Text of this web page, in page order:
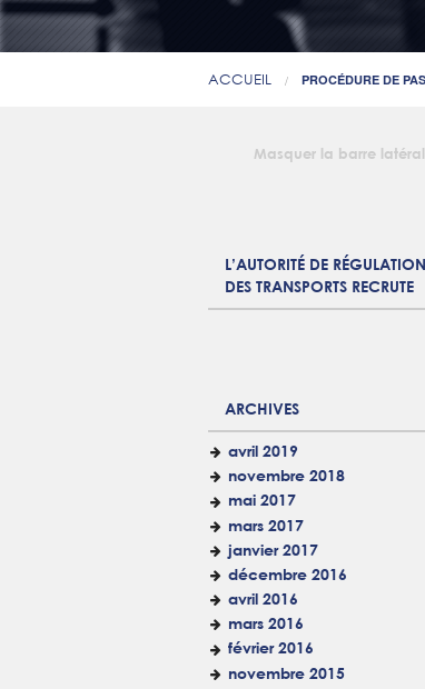
ACCUEIL PROCÉDURE DE
Masquer la barre
L’AUTORITÉ DE RÉGULATION
DES TRANSPORTS RECRUTE
ARCHIVES
avril 2019
novembre 2018
mai 2017
mars 2017
janvier 2017
décembre 2016
avril 2016
mars 2016
février 2016
novembre 2015